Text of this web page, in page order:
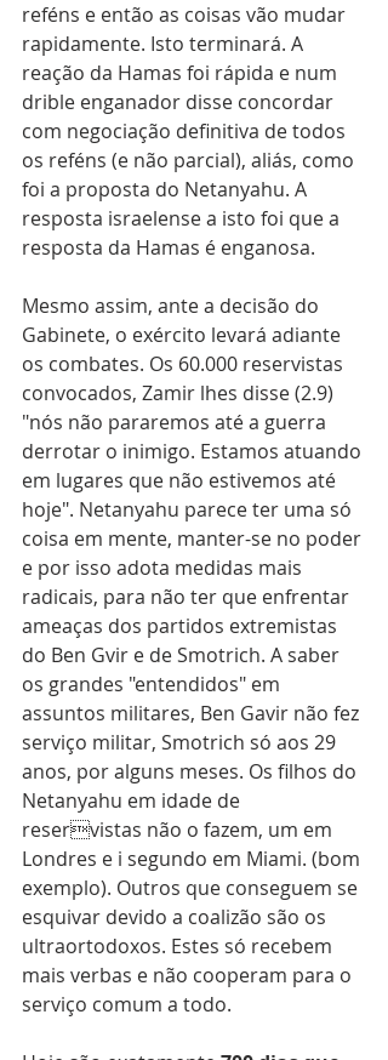
reféns e então as coisas vão mudar
rapidamente. Isto terminará. A
reação da Hamas foi rápida e num
drible enganador disse concordar
com negociação definitiva de todos
os reféns (e não parcial), aliás, como
foi a proposta do Netanyahu. A
resposta israelense a isto foi que a
resposta da Hamas é enganosa.
Mesmo assim, ante a decisão do
Gabinete, o exército levará adiante
os combates. Os 60.000 reservistas
convocados, Zamir lhes disse (2.9)
"nós não pararemos até a guerra
derrotar o inimigo. Estamos atuando
em lugares que não estivemos até
hoje". Netanyahu parece ter uma só
coisa em mente, manter-se no poder
e por isso adota medidas mais
radicais, para não ter que enfrentar
ameaças dos partidos extremistas
do Ben Gvir e de Smotrich. A saber
os grandes "entendidos" em
assuntos militares, Ben Gavir não fez
serviço militar, Smotrich só aos 29
anos, por alguns meses. Os filhos do
Netanyahu em idade de
reservistas não o fazem, um em
Londres e i segundo em Miami. (bom
exemplo). Outros que conseguem se
esquivar devido a coalizão são os
ultraortodoxos. Estes só recebem
mais verbas e não cooperam para o
serviço comum a todo.